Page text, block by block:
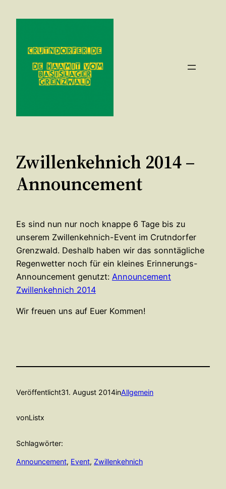
Zwillenkehnich 2014 –
Announcement
Es sind nun nur noch knappe 6 Tage bis zu
unserem Zwillenkehnich-Event im Crutndorfer
Grenzwald. Deshalb haben wir das sonntägliche
Regenwetter noch für ein kleines Erinnerungs-
Announcement genutzt: Announcement
Zwillenkehnich 2014
Wir freuen uns auf Euer Kommen!
Veröffentlicht31. August 2014inAllgemein
vonListx
Schlagwörter:
Announcement, Event, Zwillenkehnich